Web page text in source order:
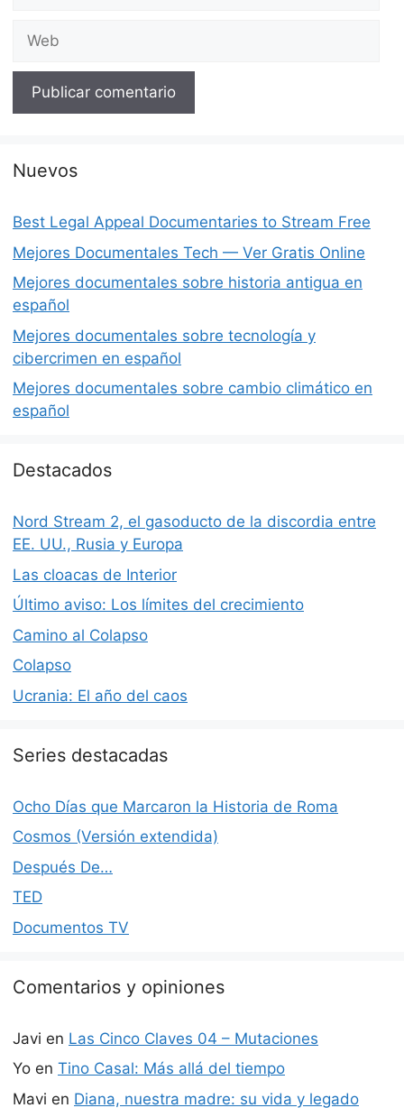
Web
Nuevos
Best Legal Appeal Documentaries to Stream Free
Mejores Documentales Tech — Ver Gratis Online
Mejores documentales sobre historia antigua en
español
Mejores documentales sobre tecnología y
cibercrimen en español
Mejores documentales sobre cambio climático en
español
Destacados
Nord Stream 2, el gasoducto de la discordia entre
EE. UU., Rusia y Europa
Las cloacas de Interior
Último aviso: Los límites del crecimiento
Camino al Colapso
Colapso
Ucrania: El año del caos
Series destacadas
Ocho Días que Marcaron la Historia de Roma
Cosmos (Versión extendida)
Después De…
TED
Documentos TV
Comentarios y opiniones
Javi en Las Cinco Claves 04 – Mutaciones
Yo en Tino Casal: Más allá del tiempo
Mavi en Diana, nuestra madre: su vida y legado